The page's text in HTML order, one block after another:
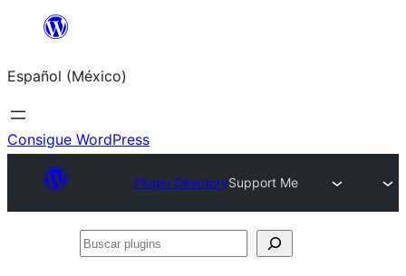
Saltar
contenido
Español (México)
Consigue WordPress
Plugin DirectorySupport Me
Buscar